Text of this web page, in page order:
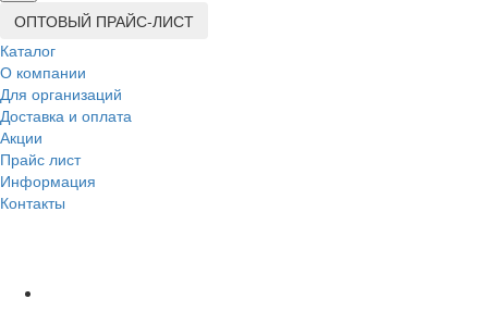
ОПТОВЫЙ ПРАЙС-ЛИСТ
Каталог
О компании
Для организаций
Доставка и оплата
Акции
Прайс лист
Информация
Контакты